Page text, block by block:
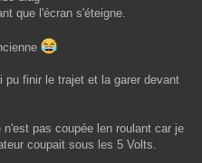
que l'écran s'éteigne.
finir le trajet et la garer devant
pas coupée len roulant car je
coupait sous les 5 Volts.